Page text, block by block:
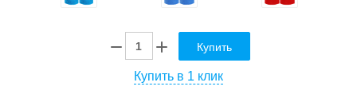
Купить
Купить в 1 клик